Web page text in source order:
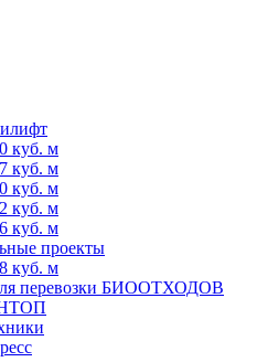
куб. м
куб. м
куб. м
куб. м
куб. м
проекты
куб. м
перевозки БИООТХОДОВ